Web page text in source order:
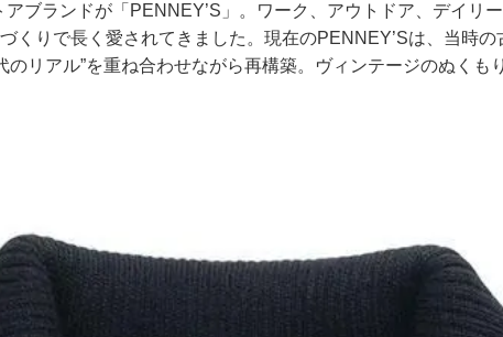
ブランドが「PENNEY’S」。ワーク、アウトドア、デイ
くりで長く愛されてきました。現在のPENNEY’Sは、当時
のリアル”を重ね合わせながら再構築。ヴィンテージのぬくも